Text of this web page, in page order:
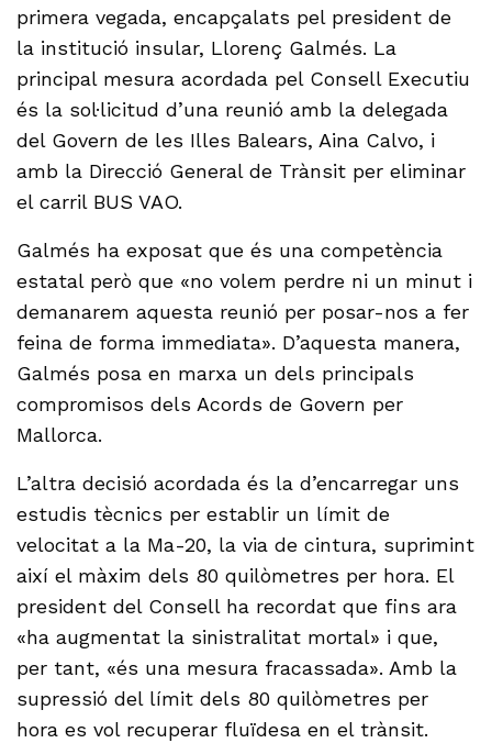
primera vegada, encapçalats pel president de
la institució insular, Llorenç Galmés. La
principal mesura acordada pel Consell Executiu
és la sol·licitud d’una reunió amb la delegada
del Govern de les Illes Balears, Aina Calvo, i
amb la Direcció General de Trànsit per eliminar
el carril BUS VAO.
Galmés ha exposat que és una competència
estatal però que «no volem perdre ni un minut i
demanarem aquesta reunió per posar-nos a fer
feina de forma immediata». D’aquesta manera,
Galmés posa en marxa un dels principals
compromisos dels Acords de Govern per
Mallorca.
L’altra decisió acordada és la d’encarregar uns
estudis tècnics per establir un límit de
velocitat a la Ma-20, la via de cintura, suprimint
així el màxim dels 80 quilòmetres per hora. El
president del Consell ha recordat que fins ara
«ha augmentat la sinistralitat mortal» i que,
per tant, «és una mesura fracassada». Amb la
supressió del límit dels 80 quilòmetres per
hora es vol recuperar fluïdesa en el trànsit.